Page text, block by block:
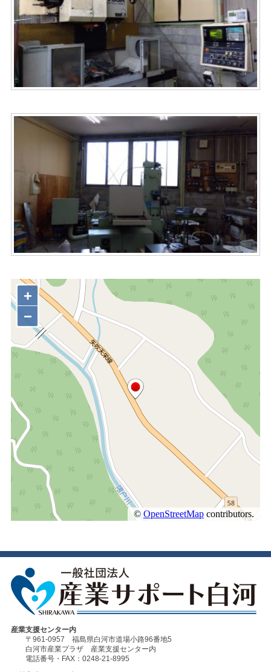
産業支援センター内
〒961-0957 福島県白河市道場小路96番地5
白河市産業プラザ 産業支援センター内
電話番号・FAX：0248-21-8995